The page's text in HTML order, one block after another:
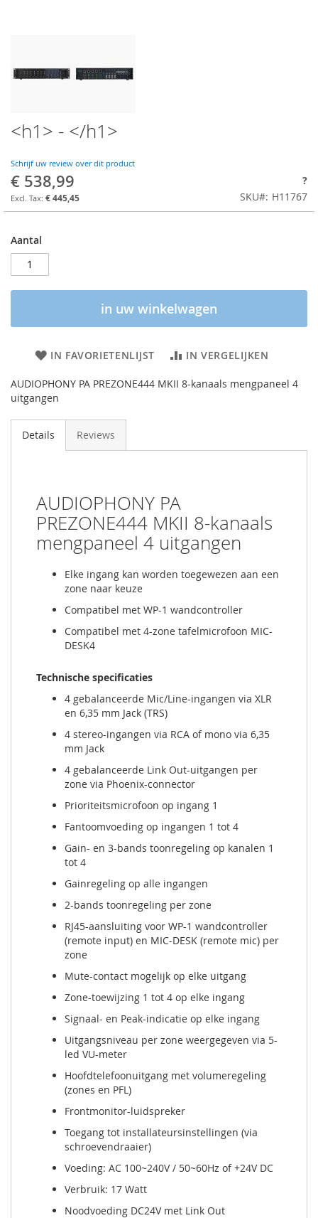
<h1> - </h1>
Schrijf uw review over dit product
€ 538,99
€ 445,45
?
SKU
H11767
Aantal
in uw winkelwagen
IN FAVORIETENLIJST IN VERGELIJKEN
AUDIOPHONY PA PREZONE444 MKII 8-kanaals mengpaneel 4
uitgangen
Details Reviews
AUDIOPHONY PA
PREZONE444 MKII 8-kanaals
mengpaneel 4 uitgangen
Elke ingang kan worden toegewezen aan een
zone naar keuze
Compatibel met WP-1 wandcontroller
Compatibel met 4-zone tafelmicrofoon MIC-
DESK4
Technische specificaties
4 gebalanceerde Mic/Line-ingangen via XLR
en 6,35 mm Jack (TRS)
4 stereo-ingangen via RCA of mono via 6,35
mm Jack
4 gebalanceerde Link Out-uitgangen per
zone via Phoenix-connector
Prioriteitsmicrofoon op ingang 1
Fantoomvoeding op ingangen 1 tot 4
Gain- en 3-bands toonregeling op kanalen 1
tot 4
Gainregeling op alle ingangen
2-bands toonregeling per zone
RJ45-aansluiting voor WP-1 wandcontroller
(remote input) en MIC-DESK (remote mic) per
zone
Mute-contact mogelijk op elke uitgang
Zone-toewijzing 1 tot 4 op elke ingang
Signaal- en Peak-indicatie op elke ingang
Uitgangsniveau per zone weergegeven via 5-
led VU-meter
Hoofdtelefoonuitgang met volumeregeling
(zones en PFL)
Frontmonitor-luidspreker
Toegang tot installateursinstellingen (via
schroevendraaier)
Voeding: AC 100~240V / 50~60Hz of +24V DC
Verbruik: 17 Watt
Noodvoeding DC24V met Link Out